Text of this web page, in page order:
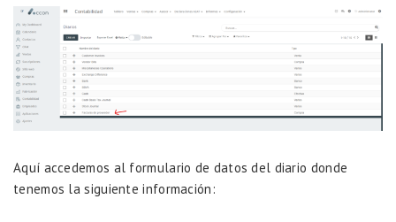
Aquí accedemos al formulario de datos del diario donde
tenemos la siguiente información: